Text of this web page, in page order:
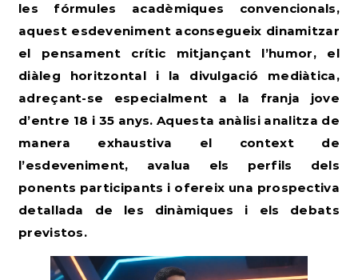
les fórmules acadèmiques convencionals,
aquest esdeveniment aconsegueix dinamitzar
el pensament crític mitjançant l’humor, el
diàleg horitzontal i la divulgació mediàtica,
adreçant-se especialment a la franja jove
d’entre 18 i 35 anys. Aquesta anàlisi analitza de
manera exhaustiva el context de
l’esdeveniment, avalua els perfils dels
ponents participants i ofereix una prospectiva
detallada de les dinàmiques i els debats
previstos.